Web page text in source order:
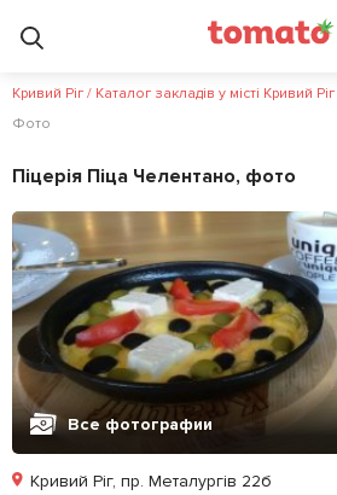
Кривий Ріг / Каталог закладів у місті Кривий Ріг
Фото
Піцерія Піца Челентано, фото
Все фотографии
Кривий Ріг, пр. Металургів 22б